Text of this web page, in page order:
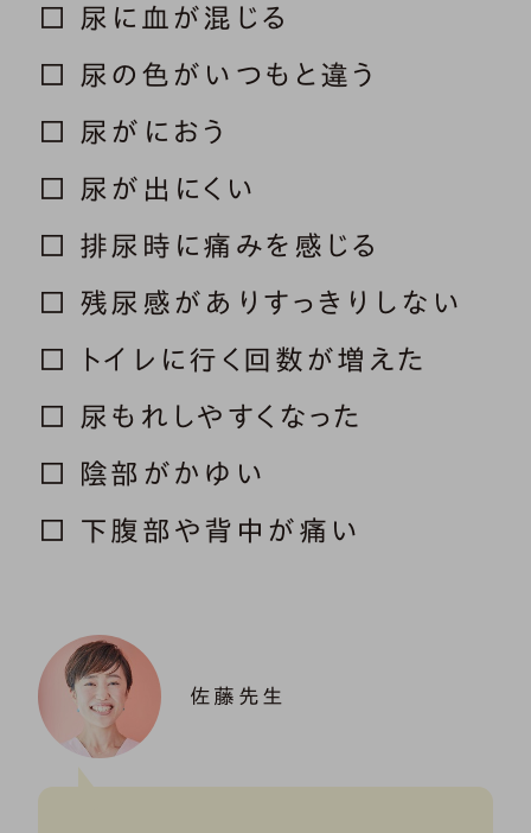
□ 尿に血が混じる
□ 尿の色がいつもと違う
□ 尿がにおう
□ 尿が出にくい
□ 排尿時に痛みを感じる
□ 残尿感がありすっきりしない
□ トイレに行く回数が増えた
□ 尿もれしやすくなった
□ 陰部がかゆい
□ 下腹部や背中が痛い
佐藤先生